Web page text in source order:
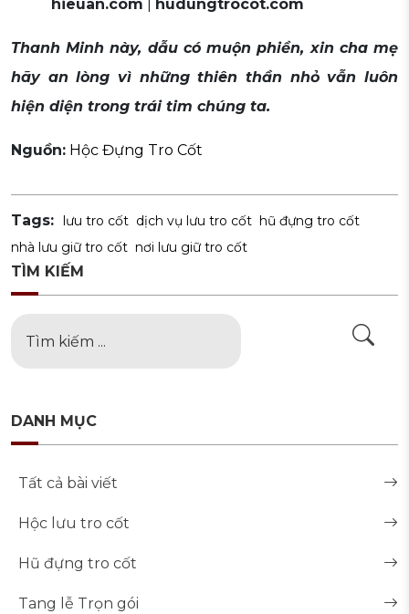
hieuan.com
hudungtrocot.com
Thanh Minh này, dẫu có muộn phiền, xin cha mẹ
hãy an lòng vì những thiên thần nhỏ vẫn luôn
hiện diện trong trái tim chúng ta.
Nguồn: Hộc Đựng Tro Cốt
Tags: lưu tro cốt dịch vụ lưu tro cốt hũ đựng tro cốt
nhà lưu giữ tro cốt nơi lưu giữ tro cốt
TÌM KIẾM
DANH MỤC
Tất cả bài viết
Hộc lưu tro cốt
Hũ đựng tro cốt
Tang lễ Trọn gói